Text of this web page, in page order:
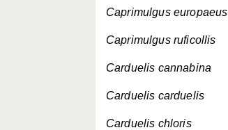
Caprimulgus europaeus
Caprimulgus ruficollis
Carduelis cannabina
Carduelis carduelis
Carduelis chloris